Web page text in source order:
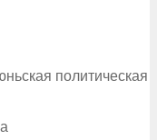
политическая